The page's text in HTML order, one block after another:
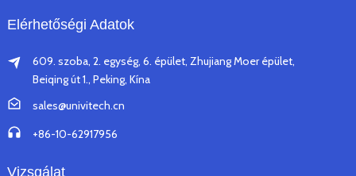
Elérhetőségi Adatok
609. szoba, 2. egység, 6. épület, Zhujiang Moer épület,
Beiqing út 1., Peking, Kína
sales@univitech.cn
+86-10-62917956
Vizsgálat